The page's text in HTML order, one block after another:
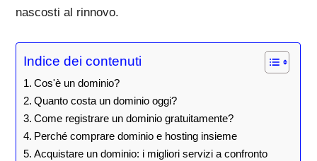
nascosti al rinnovo.
Indice dei contenuti
Cos'è un dominio?
Quanto costa un dominio oggi?
Come registrare un dominio gratuitamente?
Perché comprare dominio e hosting insieme
Acquistare un dominio: i migliori servizi a confronto